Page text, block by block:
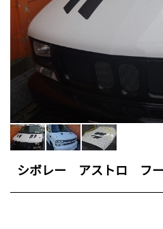
シボレー アストロ フ